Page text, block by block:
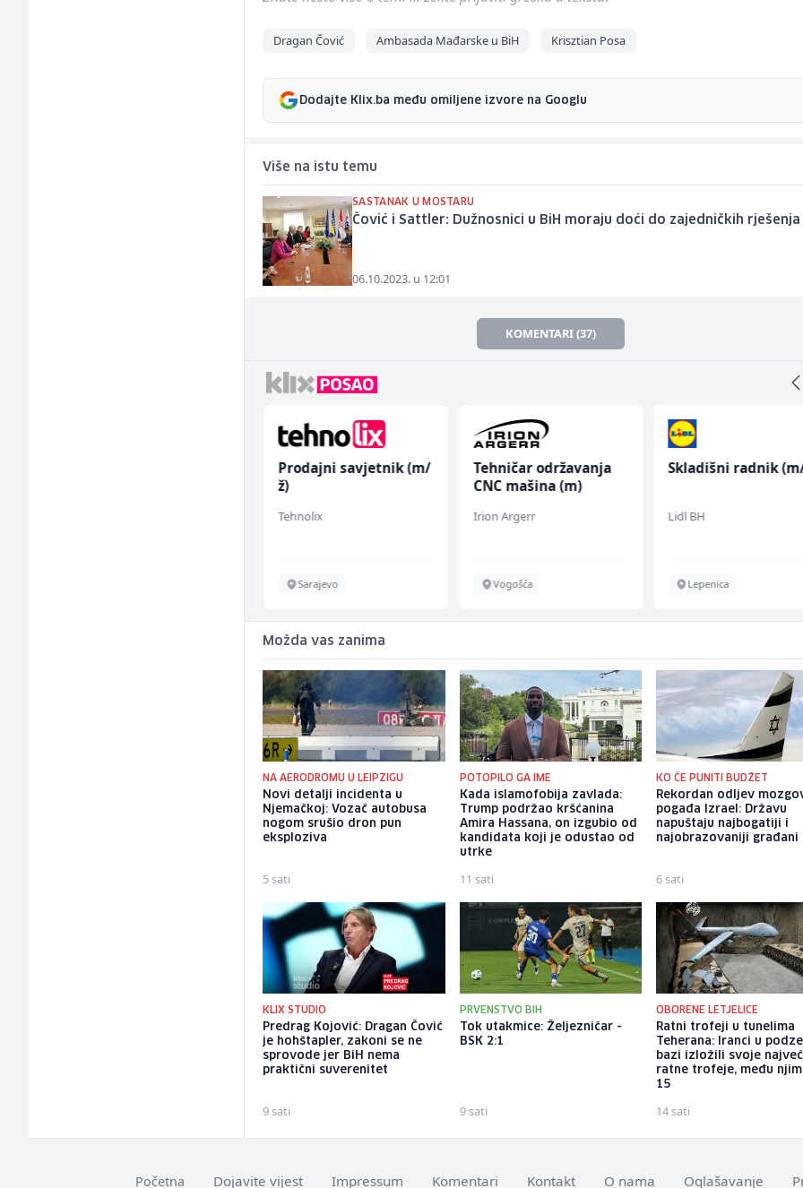
Dragan Čović Ambasada Mađarske u BiH Krisztian Posa
Dodajte Klix.ba među omiljene izvore na Googlu
Više na istu temu
SASTANAK U MOSTARU
Čović i Sattler: Dužnosnici u BiH moraju doći do zajedničkih rješenja
06.10.2023. u 12:01
KOMENTARI (37)
Prodajni savjetnik (m/
ž)
Tehnolix
Sarajevo
Tehničar održavanja
CNC mašina (m)
Irion Argerr
Vogošća
Skladišni radnik
Lidl BH
Lepenica
Možda vas zanima
NA AERODROMU U LEIPZIGU
Novi detalji incidenta u
Njemačkoj: Vozač autobusa
nogom srušio dron pun
eksploziva
5 sati
POTOPILO GA IME
Kada islamofobija zavlada:
Trump podržao kršćanina
Amira Hassana, on izgubio od
kandidata koji je odustao od
utrke
11 sati
KO ĆE PUNITI BUDŽET
Rekordan odljev
pogađa Izrael: Državu
napuštaju najbogatiji i
najobrazovaniji građani
6 sati
KLIX STUDIO
Predrag Kojović: Dragan Čović
je hohštapler, zakoni se ne
sprovode jer BiH nema
praktični suverenitet
9 sati
PRVENSTVO BIH
Tok utakmice: Željezničar -
BSK 2:1
9 sati
OBORENE LETJELICE
Ratni trofeji u tunelima
Teherana: Iranci u
bazi izložili svoje
ratne trofeje, među
15
14 sati
Početna Dojavite vijest Impressum Komentari Kontakt O nama Oglašavanje